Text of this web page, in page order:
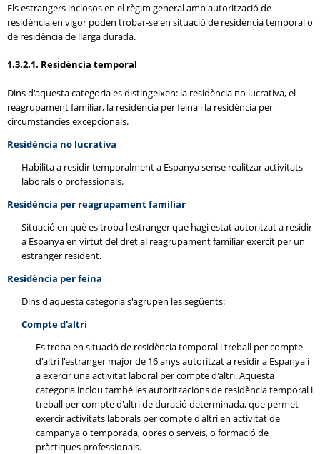
Els estrangers inclosos en el règim general amb autorització de
residència en vigor poden trobar-se en situació de residència temporal o
de residència de llarga durada.
1.3.2.1. Residència temporal
Dins d'aquesta categoria es distingeixen: la residència no lucrativa, el
reagrupament familiar, la residència per feina i la residència per
circumstàncies excepcionals.
Residència no lucrativa
Habilita a residir temporalment a Espanya sense realitzar activitats
laborals o professionals.
Residència per reagrupament familiar
Situació en què es troba l'estranger que hagi estat autoritzat a residir
a Espanya en virtut del dret al reagrupament familiar exercit per un
estranger resident.
Residència per feina
Dins d'aquesta categoria s'agrupen les següents:
Compte d'altri
Es troba en situació de residència temporal i treball per compte
d'altri l'estranger major de 16 anys autoritzat a residir a Espanya i
a exercir una activitat laboral per compte d'altri. Aquesta
categoria inclou també les autoritzacions de residència temporal i
treball per compte d'altri de duració determinada, que permet
exercir activitats laborals per compte d'altri en activitat de
campanya o temporada, obres o serveis, o formació de
pràctiques professionals.